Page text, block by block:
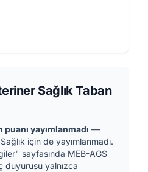
Sağlık Taban
puanı yayımlanmadı —
için de yayımlanmadı.
sayfasında MEB-AGS
duyurusu yalnızca